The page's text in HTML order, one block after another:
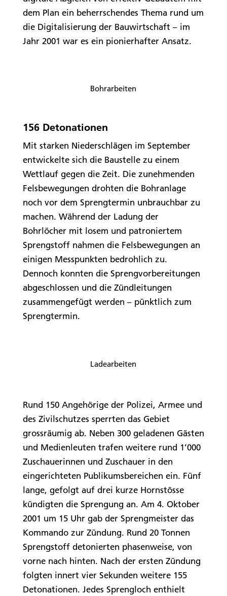
dem Plan ein beherrschendes Thema rund um
die Digitalisierung der Bauwirtschaft – im
Jahr 2001 war es ein pionierhafter Ansatz.
Bohrarbeiten
156 Detonationen
Mit starken Niederschlägen im September
entwickelte sich die Baustelle zu einem
Wettlauf gegen die Zeit. Die zunehmenden
Felsbewegungen drohten die Bohranlage
noch vor dem Sprengtermin unbrauchbar zu
machen. Während der Ladung der
Bohrlöcher mit losem und patroniertem
Sprengstoff nahmen die Felsbewegungen an
einigen Messpunkten bedrohlich zu.
Dennoch konnten die Sprengvorbereitungen
abgeschlossen und die Zündleitungen
zusammengefügt werden – pünktlich zum
Sprengtermin.
Ladearbeiten
Rund 150 Angehörige der Polizei, Armee und
des Zivilschutzes sperrten das Gebiet
grossräumig ab. Neben 300 geladenen Gästen
und Medienleuten trafen weitere rund 1’000
Zuschauerinnen und Zuschauer in den
eingerichteten Publikumsbereichen ein. Fünf
lange, gefolgt auf drei kurze Hornstösse
kündigten die Sprengung an. Am 4. Oktober
2001 um 15 Uhr gab der Sprengmeister das
Kommando zur Zündung. Rund 20 Tonnen
Sprengstoff detonierten phasenweise, von
vorne nach hinten. Nach der ersten Zündung
folgten innert vier Sekunden weitere 155
Detonationen. Jedes Sprengloch enthielt